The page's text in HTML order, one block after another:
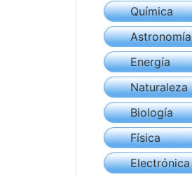
Química
Astronomía
Energía
Naturaleza
Biología
Física
Electrónica